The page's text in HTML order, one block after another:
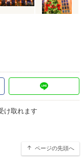
け取れます
ページの先頭へ